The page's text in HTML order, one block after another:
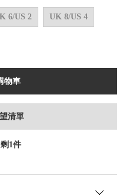
6/US 2 UK 8/US 4
物車
清單
1件